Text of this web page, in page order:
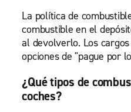
La política de
combustible en el
al devolverlo. Los
opciones de "pague por
¿Qué tipos de
coches?